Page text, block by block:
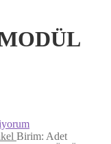
Birim: Adet